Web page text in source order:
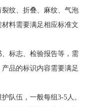
纹、折叠、麻纹、气泡
料需要满足相应标准文
标志、检验报告等，需
品的标识内容需要满足
队伍，一般每组3-5人。